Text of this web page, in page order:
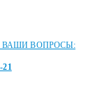
ВАШИ ВОПРОСЫ:
21